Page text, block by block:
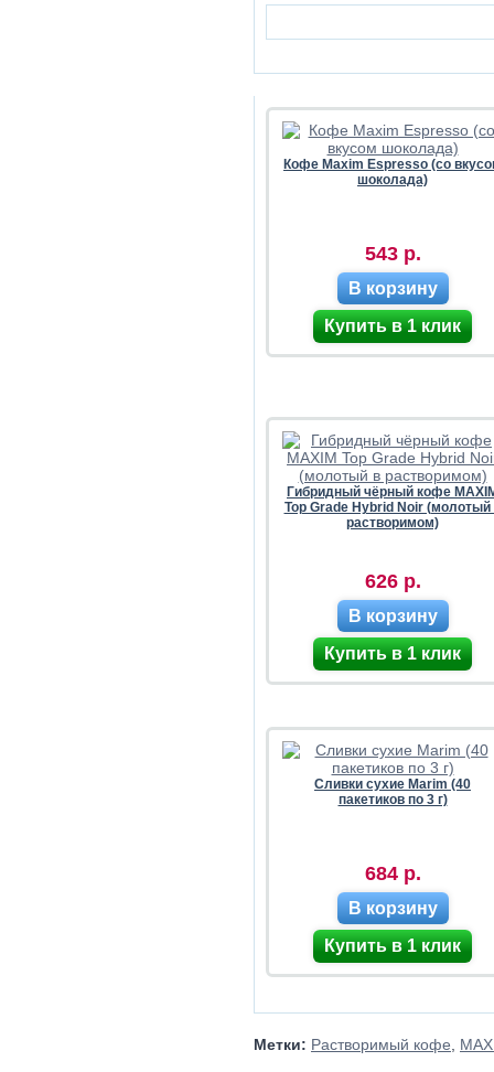
Кофе Maxim Espresso (со
шоколада)
543 р.
В корзину
Гибридный чёрный кофе
Top Grade Hybrid Noir (молотый
растворимом)
626 р.
В корзину
Сливки сухие Marim (40
пакетиков по 3 г)
684 р.
В корзину
Метки: Растворимый кофе